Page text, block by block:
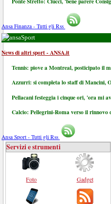
Ansa Finanza - Tutti gli Rss
Sport
News di altri sport - ANSA.it
Tennis: piove a Montreal, posticipato il
Azzurri: si completa lo staff di Mancini,
Pellacani festeggia i cinque ori, 'ora mi
Calcio: Pellegrini-Roma verso il rinnovo
Ansa Sport - Tutti gli Rss
Servizi e strumenti
Foto Gadget